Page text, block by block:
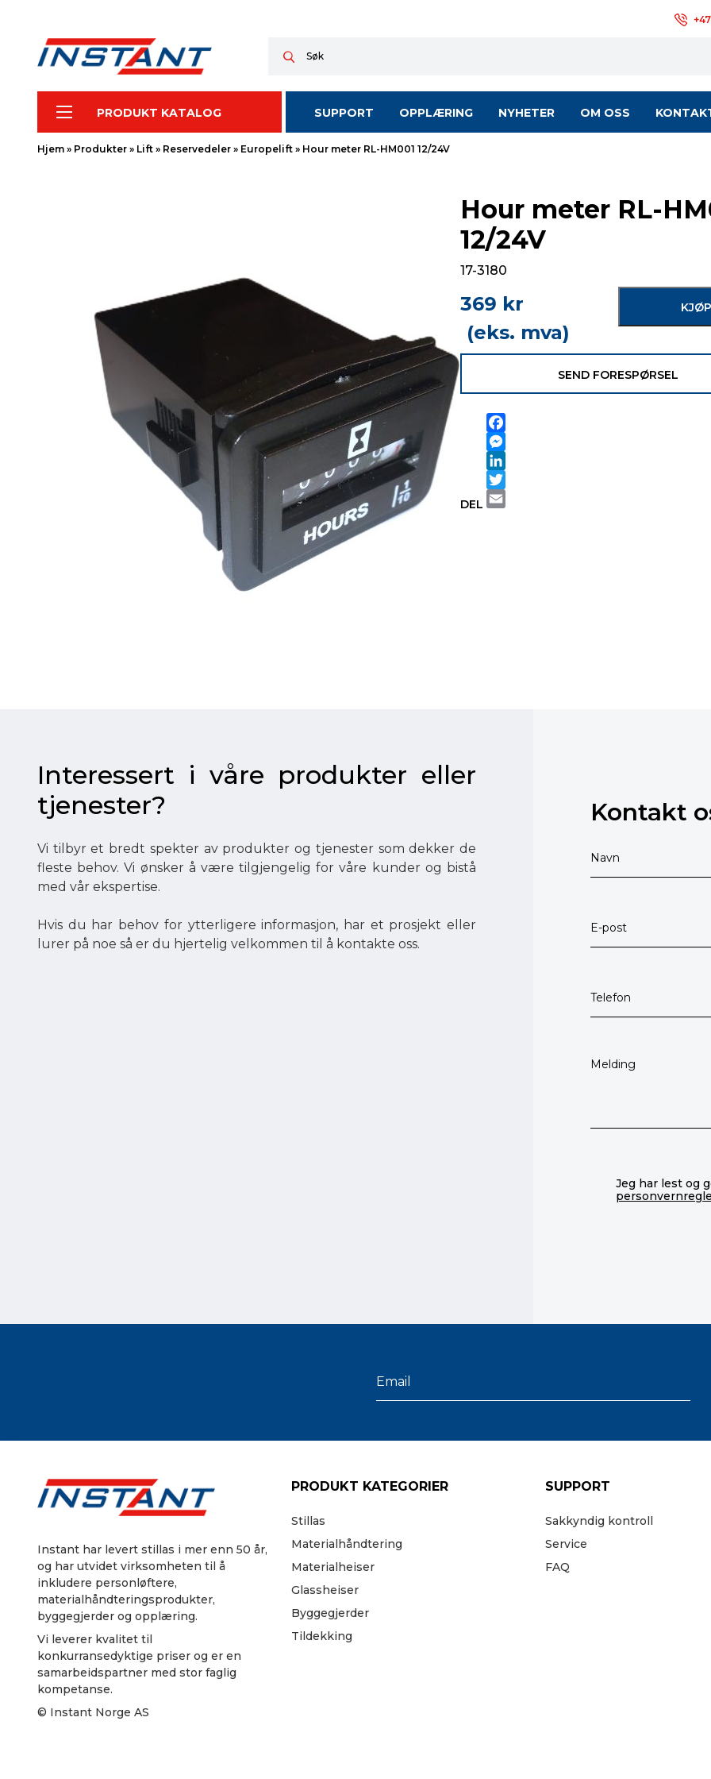
PRODUKT KATALOG SUPPORT OPPLÆRING NYHETER OM OSS
Hjem » Produkter » Lift » Reservedeler » Europelift » Hour meter RL-HM001 12/24V
Hour meter RL-
12/24V
17-3180
369 kr
(eks. mva)
SEND FORESPØRSEL
DEL
Facebook
Messenger
LinkedIn
Twitter
Email
Interessert i våre produkter eller
tjenester?
Vi tilbyr et bredt spekter av produkter og tjenester som dekker de
fleste behov. Vi ønsker å være tilgjengelig for våre kunder og bistå
med vår ekspertise.
Hvis du har behov for ytterligere informasjon, har et prosjekt eller
lurer på noe så er du hjertelig velkommen til å kontakte oss.
Kontakt
Jeg har lest og
Instant har levert stillas i mer enn 50 år,
og har utvidet virksomheten til å
inkludere personløftere,
materialhåndteringsprodukter,
byggegjerder og opplæring.
Vi leverer kvalitet til
konkurransedyktige priser og er en
samarbeidspartner med stor faglig
kompetanse.
© Instant Norge AS
PRODUKT KATEGORIER
Stillas
Materialhåndtering
Materialheiser
Glassheiser
Byggegjerder
Tildekking
SUPPORT
Sakkyndig kontroll
Service
FAQ